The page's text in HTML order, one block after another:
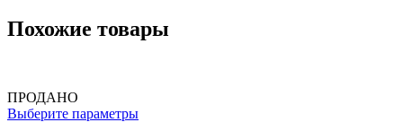
Похожие товары
ПРОДАНО
Выберите параметры